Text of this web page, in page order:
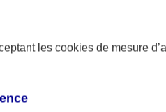
les cookies de mesure